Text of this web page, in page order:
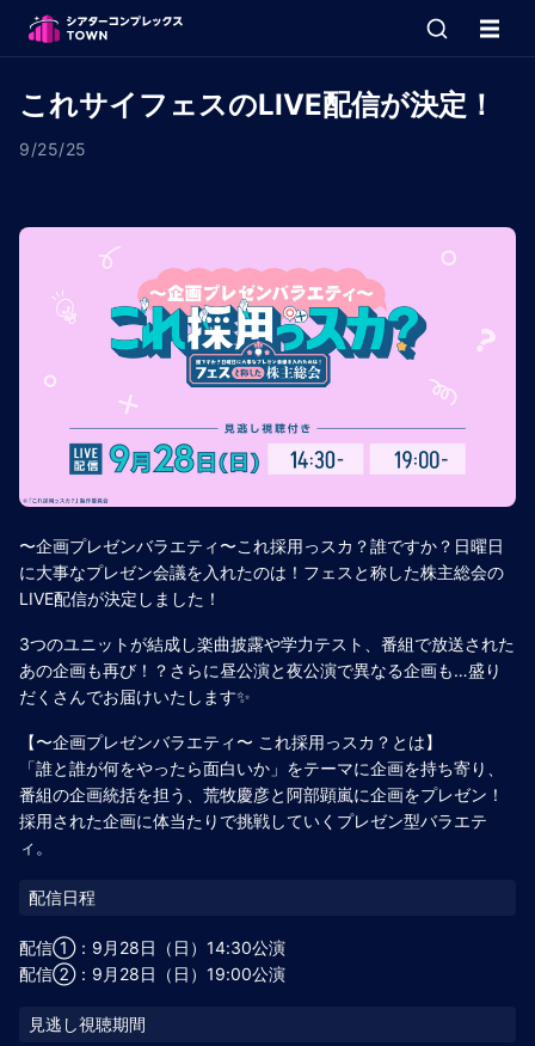
これサイフェスのLIVE配信が決定！
9/25/25
〜企画プレゼンバラエティ〜これ採用っスカ？誰ですか？日曜日
に大事なプレゼン会議を入れたのは！フェスと称した株主総会の
LIVE配信が決定しました！
3つのユニットが結成し楽曲披露や学力テスト、番組で放送された
あの企画も再び！？さらに昼公演と夜公演で異なる企画も…盛り
だくさんでお届けいたします✨
【〜企画プレゼンバラエティ〜 これ採用っスカ？とは】
「誰と誰が何をやったら面白いか」をテーマに企画を持ち寄り、
番組の企画統括を担う、荒牧慶彦と阿部顕嵐に企画をプレゼン！
採用された企画に体当たりで挑戦していくプレゼン型バラエテ
ィ。
配信①：9月28日（日）14:30公演
配信②：9月28日（日）19:00公演